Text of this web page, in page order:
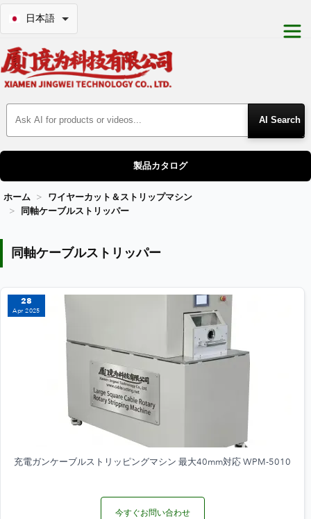
日本語
Search Products
製品カタログ
ホーム
ワイヤーカット＆ストリップマシン
同軸ケーブルストリッパー
同軸ケーブルストリッパー
28
Apr 2025
充電ガンケーブルストリッピングマシン 最大40mm対応 WPM-5010
今すぐお問い合わせ